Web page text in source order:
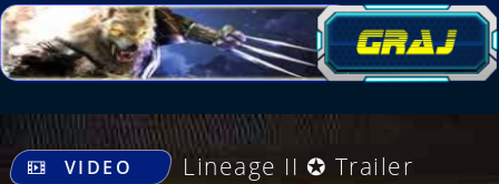
.
VIDEO
Lineage II ✪ Trailer